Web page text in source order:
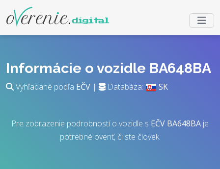
Informácie o vozidle BA648BA
Vyhľadané podľa EČV | Databáza: SK
Pre zobrazenie podrobností o vozidle s EČV BA648BA je
potrebné overiť, či ste človek.